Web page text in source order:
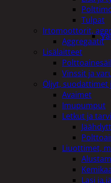
Tulpat
Irtomoottorit,
Aggregaatit
Lisälaitteet
Vinssit ja
Öljyt, suodattimet
Avaimet
Imupumput
Letkut ja
Liuottimet,
Lasi ja